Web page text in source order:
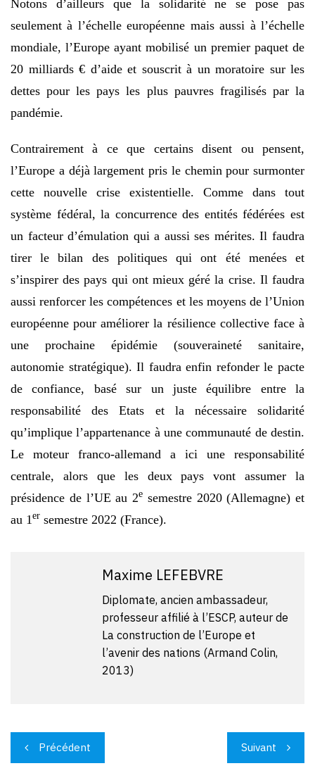
Notons d’ailleurs que la solidarité ne se pose pas
seulement à l’échelle européenne mais aussi à l’échelle
mondiale, l’Europe ayant mobilisé un premier paquet de
20 milliards € d’aide et souscrit à un moratoire sur les
dettes pour les pays les plus pauvres fragilisés par la
pandémie.
Contrairement à ce que certains disent ou pensent,
l’Europe a déjà largement pris le chemin pour surmonter
cette nouvelle crise existentielle. Comme dans tout
système fédéral, la concurrence des entités fédérées est
un facteur d’émulation qui a aussi ses mérites. Il faudra
tirer le bilan des politiques qui ont été menées et
s’inspirer des pays qui ont mieux géré la crise. Il faudra
aussi renforcer les compétences et les moyens de l’Union
européenne pour améliorer la résilience collective face à
une prochaine épidémie (souveraineté sanitaire,
autonomie stratégique). Il faudra enfin refonder le pacte
de confiance, basé sur un juste équilibre entre la
responsabilité des Etats et la nécessaire solidarité
qu’implique l’appartenance à une communauté de destin.
Le moteur franco-allemand a ici une responsabilité
centrale, alors que les deux pays vont assumer la
présidence de l’UE au 2e semestre 2020 (Allemagne) et
au 1er semestre 2022 (France).
Maxime LEFEBVRE
Diplomate, ancien ambassadeur,
professeur affilié à l’ESCP, auteur de
La construction de l’Europe et
l’avenir des nations (Armand Colin,
2013)
Navigation
de
Précédent Suivant